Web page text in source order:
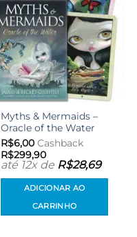
Myths & Mermaids –
Oracle of the Water
R$6,00 Cashback
R$299,90
até 12x de R$28,69
ADICIONAR AO
CARRINHO